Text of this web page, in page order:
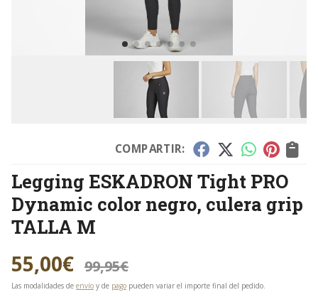
COMPARTIR:
Legging ESKADRON Tight PRO
Dynamic color negro, culera grip
TALLA M
55,00€ 99,95€
Las modalidades de envío y de pago pueden variar el importe final del pedido.